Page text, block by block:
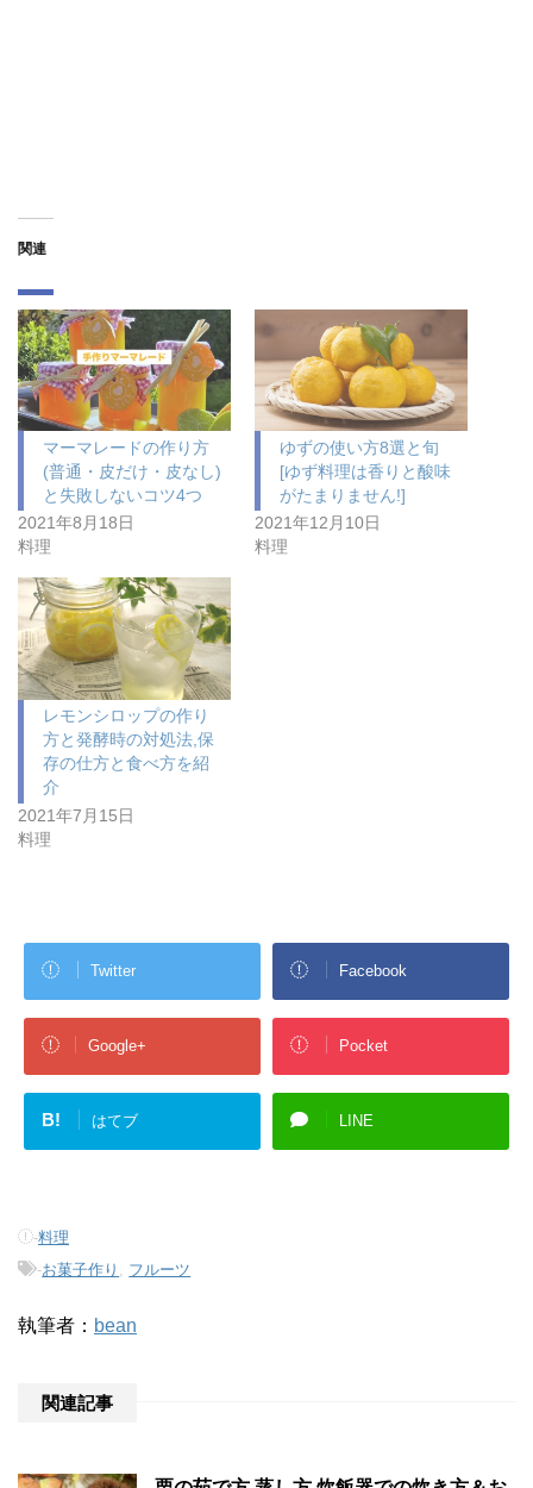
関連
マーマレードの作り方
(普通・皮だけ・皮なし)
と失敗しないコツ4つ
2021年8月18日
料理
ゆずの使い方8選と旬
[ゆず料理は香りと酸味
がたまりません!]
2021年12月10日
料理
レモンシロップの作り
方と発酵時の対処法,保
存の仕方と食べ方を紹
介
2021年7月15日
料理
Twitter Facebook
Google+ Pocket
B! はてブ LINE
-料理
-お菓子作り フルーツ
執筆者： bean
関連記事